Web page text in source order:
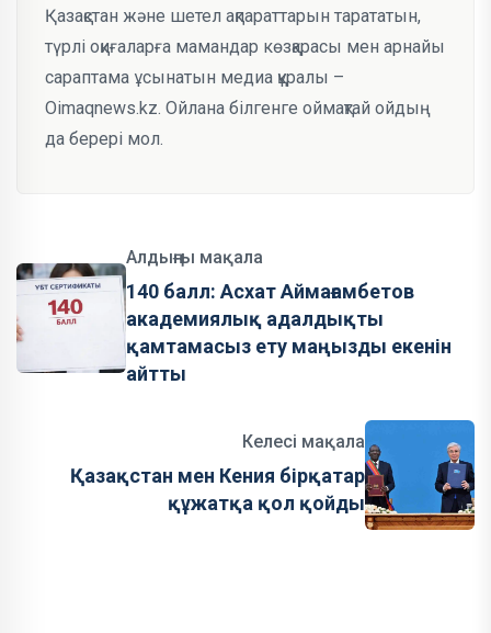
Қазақстан және шетел ақпараттарын тарататын,
түрлі оқиғаларға мамандар көзқарасы мен арнайы
сараптама ұсынатын медиа құралы –
Oimaqnews.kz. Ойлана білгенге оймақтай ойдың
да берері мол.
Алдыңғы мақала
140 балл: Асхат Аймағамбетов
академиялық адалдықты
қамтамасыз ету маңызды екенін
айтты
Келесі мақала
Қазақстан мен Кения бірқатар
құжатқа қол қойды